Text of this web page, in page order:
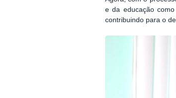
e da educação
contribuindo para o